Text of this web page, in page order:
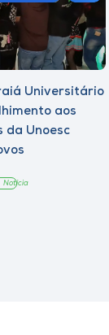
Universitário
aos
da Unoesc
Notícia